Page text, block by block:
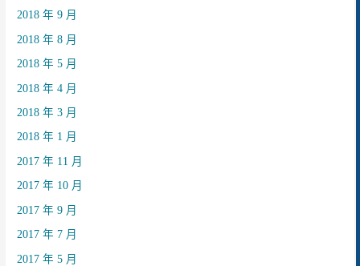
2018 年 9 月
2018 年 8 月
2018 年 5 月
2018 年 4 月
2018 年 3 月
2018 年 1 月
2017 年 11 月
2017 年 10 月
2017 年 9 月
2017 年 7 月
2017 年 5 月